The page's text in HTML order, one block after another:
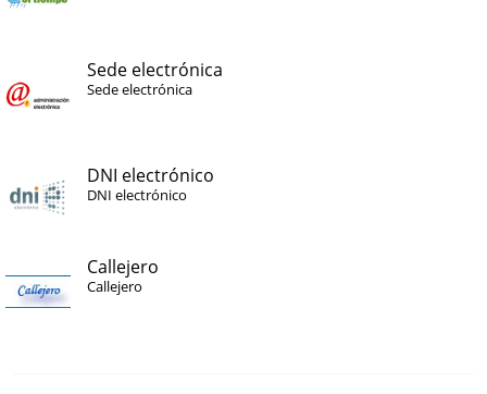
Sede electrónica
Sede electrónica
DNI electrónico
DNI electrónico
Callejero
Callejero